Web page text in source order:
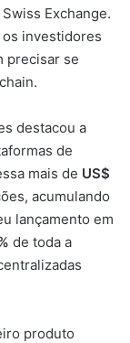
Exchange.
os investidores
precisar se
destacou a
de
mais de US$
acumulando
lançamento em
de toda a
produto